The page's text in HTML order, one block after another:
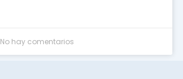
No hay comentarios